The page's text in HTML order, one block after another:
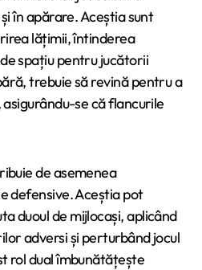
în apărare. Aceștia sunt
lățimii, întinderea
spațiu pentru jucătorii
trebuie să revină pentru a
se că flancurile
de asemenea
defensive. Aceștia pot
duoul de mijlocași, aplicând
adversi și perturbând jocul
rol dual îmbunătățește